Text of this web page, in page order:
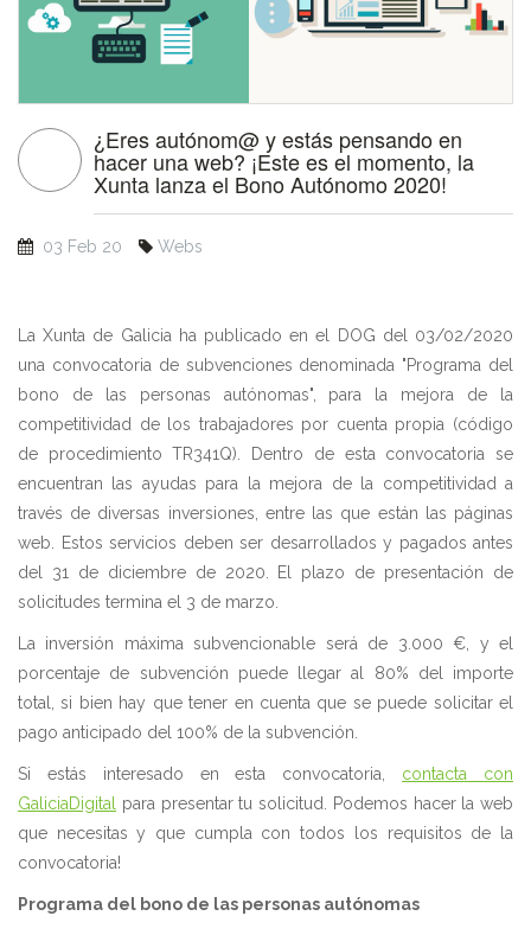
¿Eres autónom@ y estás pensando en
hacer una web? ¡Este es el momento, la
Xunta lanza el Bono Autónomo 2020!
03 Feb 20 Webs
La Xunta de Galicia ha publicado en el DOG del 03/02/2020
una convocatoria de subvenciones denominada "Programa del
bono de las personas autónomas", para la mejora de la
competitividad de los trabajadores por cuenta propia (código
de procedimiento TR341Q). Dentro de esta convocatoria se
encuentran las ayudas para la mejora de la competitividad a
través de diversas inversiones, entre las que están las páginas
web. Estos servicios deben ser desarrollados y pagados antes
del 31 de diciembre de 2020. El plazo de presentación de
solicitudes termina el 3 de marzo.
La inversión máxima subvencionable será de 3.000 €, y el
porcentaje de subvención puede llegar al 80% del importe
total, si bien hay que tener en cuenta que se puede solicitar el
pago anticipado del 100% de la subvención.
Si estás interesado en esta convocatoria, contacta con
GaliciaDigital para presentar tu solicitud. Podemos hacer la web
que necesitas y que cumpla con todos los requisitos de la
convocatoria!
Programa del bono de las personas autónomas